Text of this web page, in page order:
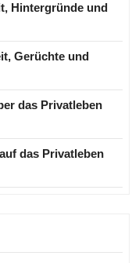
Hintergründe und
Gerüchte und
das Privatleben
das Privatleben